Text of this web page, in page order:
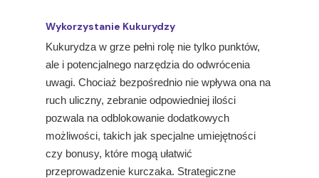
Wykorzystanie Kukurydzy
Kukurydza w grze pełni rolę nie tylko punktów,
ale i potencjalnego narzędzia do odwrócenia
uwagi. Chociaż bezpośrednio nie wpływa ona na
ruch uliczny, zebranie odpowiedniej ilości
pozwala na odblokowanie dodatkowych
możliwości, takich jak specjalne umiejętności
czy bonusy, które mogą ułatwić
przeprowadzenie kurczaka. Strategiczne